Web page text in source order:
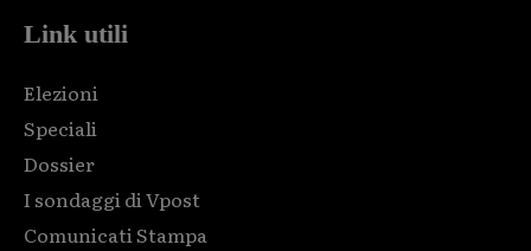
Link utili
Elezioni
Speciali
Dossier
I sondaggi di Vpost
Comunicati Stampa